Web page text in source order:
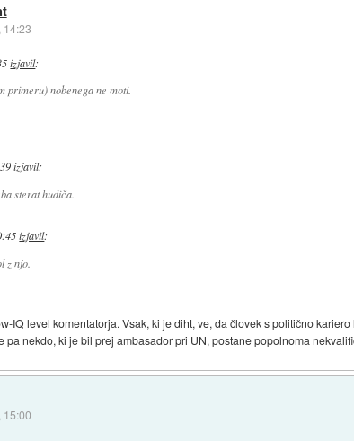
14:23
izjavil:
primeru) nobenega ne moti.
izjavil:
sterat hudiča.
izjavil:
z njo.
IQ level komentatorja. Vsak, ki je diht, ve, da človek s politično
pa nekdo, ki je bil prej ambasador pri UN, postane popolnoma
15:00